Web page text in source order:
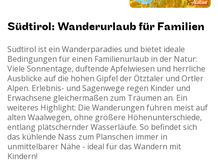
Südtirol: Wanderurlaub für Familien
Südtirol ist ein Wanderparadies und bietet ideale
Bedingungen für einen Familienurlaub in der Natur:
Viele Sonnentage, duftende Apfelwiesen und herrliche
Ausblicke auf die hohen Gipfel der Ötztaler und Ortler
Alpen. Erlebnis- und Sagenwege regen Kinder und
Erwachsene gleichermaßen zum Träumen an. Ein
weiteres Highlight: Die Wanderungen führen meist auf
alten Waalwegen, ohne größere Höhenunterschiede,
entlang plätschernder Wasserläufe. So befindet sich
das kühlende Nass zum Planschen immer in
unmittelbarer Nähe - ideal für das Wandern mit
Kindern!